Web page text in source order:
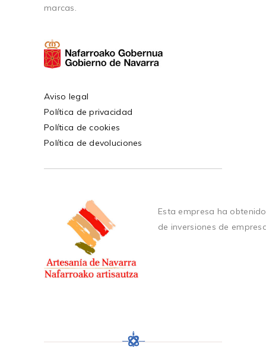
marcas.
Aviso legal
Política de privacidad
Política de cookies
Política de devoluciones
Esta empresa ha
de inversiones de